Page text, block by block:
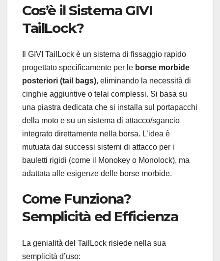
Cos’è il Sistema GIVI
TailLock?
Il GIVI TailLock è un sistema di fissaggio rapido
progettato specificamente per le borse morbide
posteriori (tail bags), eliminando la necessità di
cinghie aggiuntive o telai complessi. Si basa su
una piastra dedicata che si installa sul portapacchi
della moto e su un sistema di attacco/sgancio
integrato direttamente nella borsa. L’idea è
mutuata dai successi sistemi di attacco per i
bauletti rigidi (come il Monokey o Monolock), ma
adattata alle esigenze delle borse morbide.
Come Funziona?
Semplicità ed Efficienza
La genialità del TailLock risiede nella sua
semplicità d’uso: